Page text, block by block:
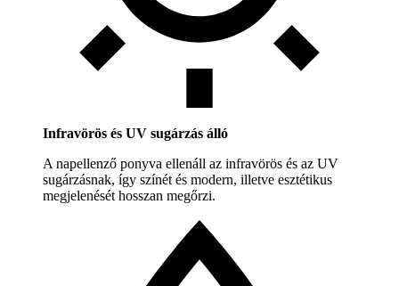
Infravörös és UV sugárzás álló
A napellenző ponyva ellenáll az infravörös és az UV
sugárzásnak, így színét és modern, illetve esztétikus
megjelenését hosszan megőrzi.